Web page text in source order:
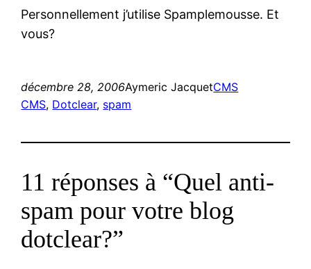
Personnellement j’utilise Spamplemousse. Et
vous?
décembre 28, 2006Aymeric JacquetCMS
CMS, Dotclear, spam
11 réponses à “Quel anti-
spam pour votre blog
dotclear?”